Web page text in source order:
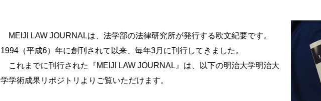
MEIJI LAW JOURNALは、法学部の法律研究所が発行する欧文紀要です。
1994（平成6）年に創刊されて以来、毎年3月に刊行してきました。
これまでに刊行された『MEIJI LAW JOURNAL』は、以下の明治大学明治大
学学術成果リポジトリよりご覧いただけます。